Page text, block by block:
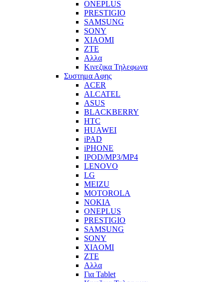
ONEPLUS
PRESTIGIO
SAMSUNG
SONY
XIAOMI
ZTE
Αλλα
Κινεζικα Τηλεφωνα
Συστημα Αφης
ACER
ALCATEL
ASUS
BLACKBERRY
HTC
HUAWEI
iPAD
iPHONE
IPOD/MP3/MP4
LENOVO
LG
MEIZU
MOTOROLA
NOKIA
ONEPLUS
PRESTIGIO
SAMSUNG
SONY
XIAOMI
ZTE
Αλλα
Για Tablet